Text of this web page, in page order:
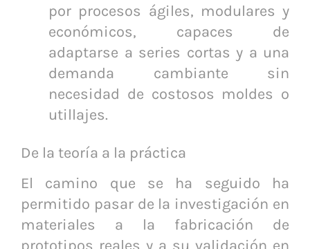
por procesos ágiles, modulares y
económicos, capaces de
adaptarse a series cortas y a una
demanda cambiante sin
necesidad de costosos moldes o
utillajes.
De la teoría a la práctica
El camino que se ha seguido ha
permitido pasar de la investigación en
materiales a la fabricación de